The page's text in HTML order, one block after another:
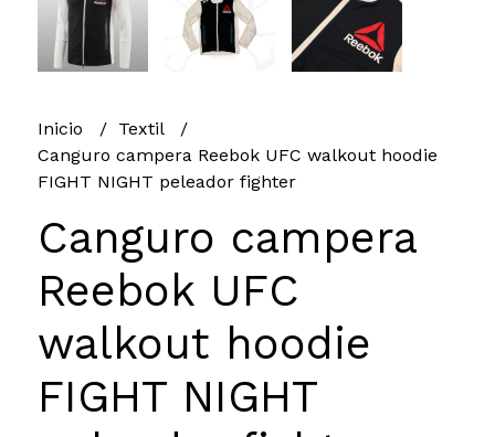
Inicio
Textil
Canguro campera Reebok UFC walkout hoodie
FIGHT NIGHT peleador fighter
Canguro campera
Reebok UFC
walkout hoodie
FIGHT NIGHT